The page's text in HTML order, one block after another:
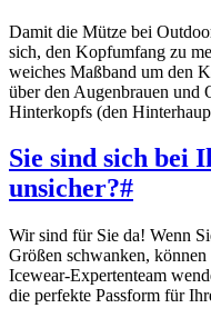
Damit die Mütze bei
sich, den Kopfumfang zu
weiches Maßband um den
über den Augenbrauen und
Hinterkopfs (den
Sie sind sich bei
unsicher?#
Wir sind für Sie da! Wenn
Größen schwanken,
Icewear-Expertenteam
die perfekte Passform für